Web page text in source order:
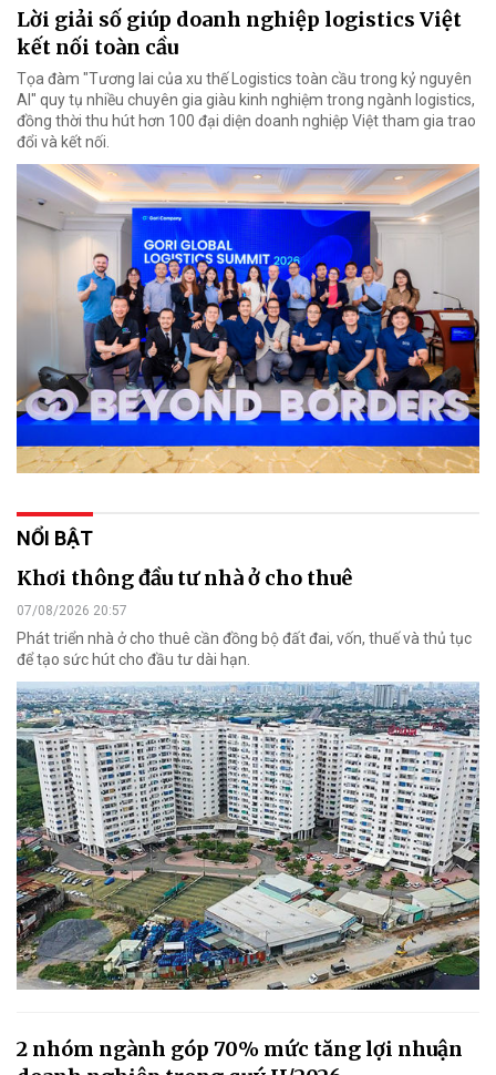
Lời giải số giúp doanh nghiệp logistics Việt
kết nối toàn cầu
Tọa đàm "Tương lai của xu thế Logistics toàn cầu trong kỷ nguyên
AI" quy tụ nhiều chuyên gia giàu kinh nghiệm trong ngành logistics,
đồng thời thu hút hơn 100 đại diện doanh nghiệp Việt tham gia trao
đổi và kết nối.
NỔI BẬT
Khơi thông đầu tư nhà ở cho thuê
07/08/2026 20:57
Phát triển nhà ở cho thuê cần đồng bộ đất đai, vốn, thuế và thủ tục
để tạo sức hút cho đầu tư dài hạn.
2 nhóm ngành góp 70% mức tăng lợi nhuận